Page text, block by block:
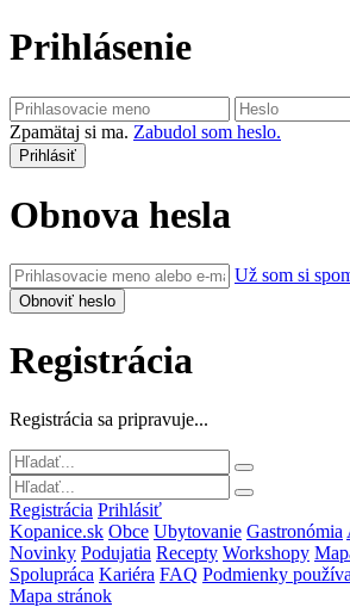
Prihlásenie
Zpamätaj si ma. Zabudol som heslo.
Obnova hesla
Už som si
Registrácia
Registrácia sa pripravuje...
Registrácia Prihlásiť
Kopanice.sk Obce Ubytovanie Gastronómia
Novinky Podujatia Recepty Workshopy
Spolupráca Kariéra FAQ Podmienky
Mapa stránok